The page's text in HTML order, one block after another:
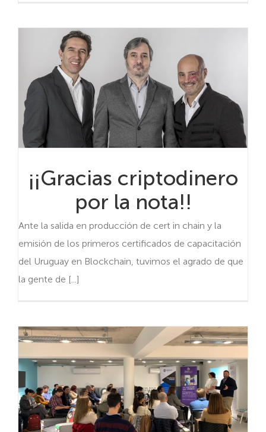
¡¡Gracias criptodinero
por la nota!!
Ante la salida en producción de cert in chain y la
emisión de los primeros certificados de capacitación
del Uruguay en Blockchain, tuvimos el agrado de que
la gente de [...]